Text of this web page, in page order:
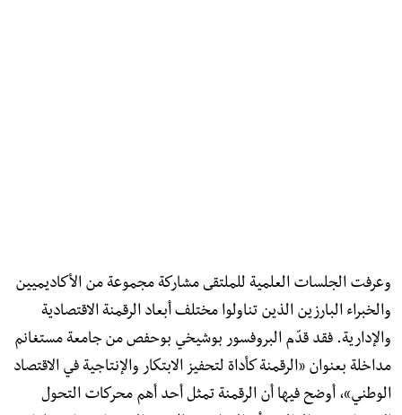
وعرفت الجلسات العلمية للملتقى مشاركة مجموعة من الأكاديميين
والخبراء البارزين الذين تناولوا مختلف أبعاد الرقمنة الاقتصادية
والإدارية. فقد قدّم البروفسور بوشيخي بوحفص من جامعة مستغانم
مداخلة بعنوان «الرقمنة كأداة لتحفيز الابتكار والإنتاجية في الاقتصاد
الوطني»، أوضح فيها أن الرقمنة تمثل أحد أهم محركات التحول